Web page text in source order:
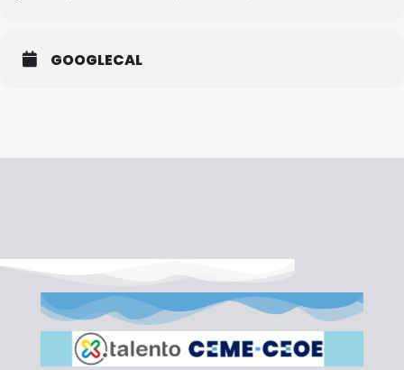
GOOGLECAL